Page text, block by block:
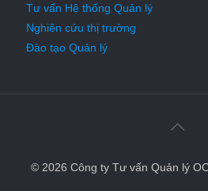
Tư vấn Hệ thống Quản lý
Nghiên cứu thị trường
Đào tạo Quản lý
© 2026 Công ty Tư vấn Quản lý